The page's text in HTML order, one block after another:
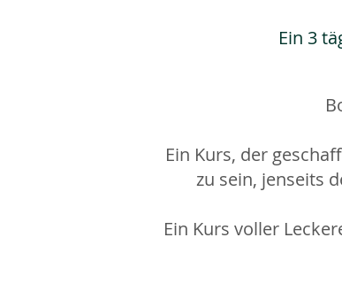
Ein 3
Ein Kurs, der
zu sein, jenseits
Ein Kurs voller